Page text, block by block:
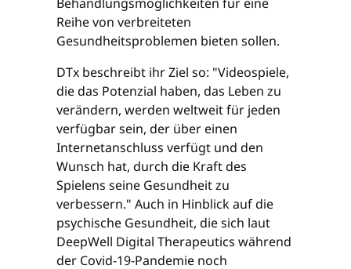
Reihe von verbreiteten
Gesundheitsproblemen bieten sollen.
DTx beschreibt ihr Ziel so: "Videospiele,
die das Potenzial haben, das Leben zu
verändern, werden weltweit für jeden
verfügbar sein, der über einen
Internetanschluss verfügt und den
Wunsch hat, durch die Kraft des
Spielens seine Gesundheit zu
verbessern." Auch in Hinblick auf die
psychische Gesundheit, die sich laut
DeepWell Digital Therapeutics während
der Covid-19-Pandemie noch